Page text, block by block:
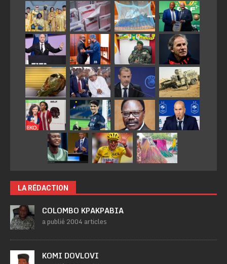
LA RÉDACTION
COLOMBO KPAKPABIA
a publié 2004 articles
KOMI DOVLOVI